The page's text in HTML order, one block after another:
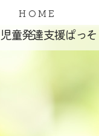
HOME
児童発達支援ぱっそ